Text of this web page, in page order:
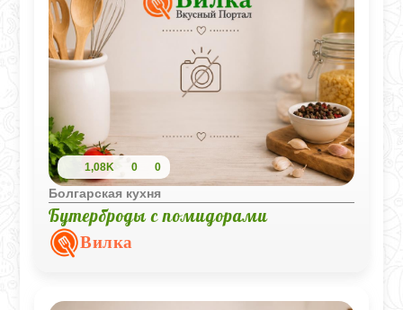
1,08K 0 0
Болгарская кухня
Бутерброды с помидорами
Вилка